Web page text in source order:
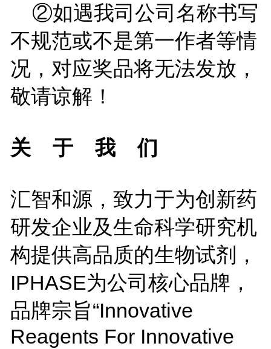
②如遇我司公司名称书写
不规范或不是第一作者等情
况，对应奖品将无法发放，
敬请谅解！
关 于 我 们
汇智和源，致力于为创新药
研发企业及生命科学研究机
构提供高品质的生物试剂，
IPHASE为公司核心品牌，
品牌宗旨“Innovative
Reagents For Innovative